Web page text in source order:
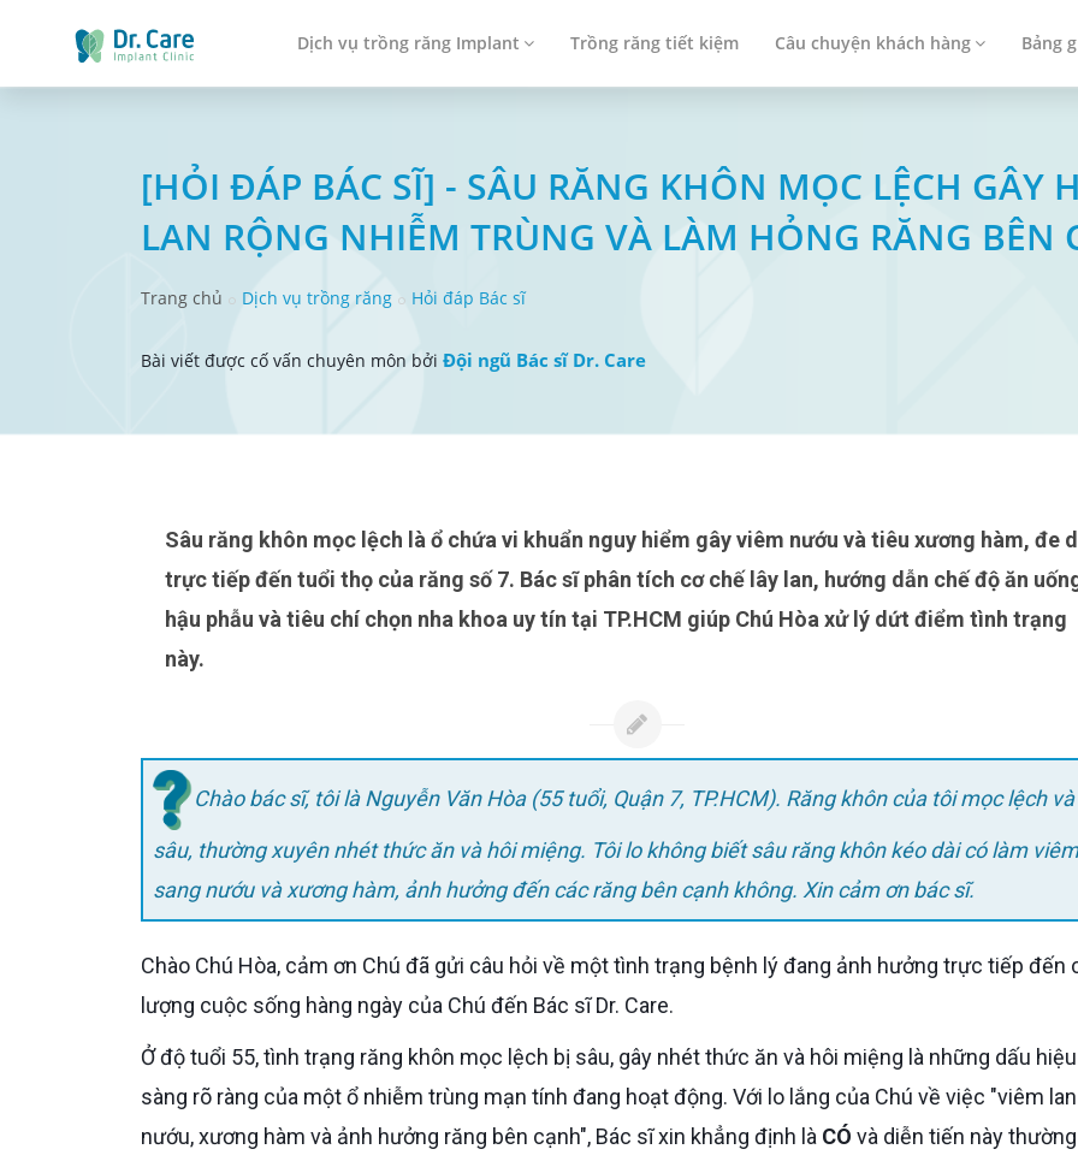
Dịch vụ trồng răng Implant Trồng răng tiết kiệm Câu chuyện khách hàng Bảng
[HỎI ĐÁP BÁC SĨ] - SÂU RĂNG KHÔN MỌC LỆCH GÂY
LAN RỘNG NHIỄM TRÙNG VÀ LÀM HỎNG RĂNG BÊN
Trang chủ Dịch vụ trồng răng Hỏi đáp Bác sĩ
Bài viết được cố vấn chuyên môn bởi Đội ngũ Bác sĩ Dr. Care
Sâu răng khôn mọc lệch là ổ chứa vi khuẩn nguy hiểm gây viêm nướu và tiêu xương hàm, đe dọa
trực tiếp đến tuổi thọ của răng số 7. Bác sĩ phân tích cơ chế lây lan, hướng dẫn chế độ ăn
hậu phẫu và tiêu chí chọn nha khoa uy tín tại TP.HCM giúp Chú Hòa xử lý dứt điểm tình trạng
này.
Chào bác sĩ, tôi là Nguyễn Văn Hòa (55 tuổi, Quận 7, TP.HCM). Răng khôn của tôi mọc lệch
sâu, thường xuyên nhét thức ăn và hôi miệng. Tôi lo không biết sâu răng khôn kéo dài có làm
sang nướu và xương hàm, ảnh hưởng đến các răng bên cạnh không. Xin cảm ơn bác sĩ.
Chào Chú Hòa, cảm ơn Chú đã gửi câu hỏi về một tình trạng bệnh lý đang ảnh hưởng trực tiếp đến chất
lượng cuộc sống hàng ngày của Chú đến Bác sĩ Dr. Care.
Ở độ tuổi 55, tình trạng răng khôn mọc lệch bị sâu, gây nhét thức ăn và hôi miệng là những dấu hiệu lâm
sàng rõ ràng của một ổ nhiễm trùng mạn tính đang hoạt động. Với lo lắng của Chú về việc "viêm
nướu, xương hàm và ảnh hưởng răng bên cạnh", Bác sĩ xin khẳng định là CÓ và diễn tiến này thường